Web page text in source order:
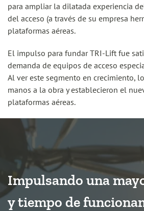
para ampliar la dilatada experiencia
del acceso (a través de su empresa
plataformas aéreas.
El impulso para fundar TRI-Lift fue
demanda de equipos de acceso
Al ver este segmento en crecimiento,
manos a la obra y establecieron el
plataformas aéreas.
Impulsando una
y tiempo de